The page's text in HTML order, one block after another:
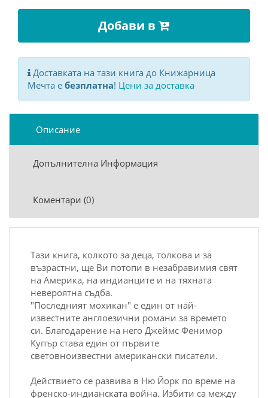
Добави в
Доставката на тази книга до Книжарница
Мечта е безплатна! Цени за доставка
Описание
Допълнителна Информация
Коментари (0)
Тази книга, колкото за деца, толкова и за
възрастни, ще Ви потопи в незабравимия свят
на Америка, на индианците и на тяхната
невероятна съдба.
"Последният мохикан" е един от най-
известните англоезични романи за времето
си. Благодарение на него Джеймс Фенимор
Купър става един от първите
световноизвестни американски писатели.
Действието се развива в Ню Йорк по време на
френско-индианската война. Избити са между